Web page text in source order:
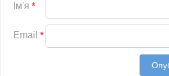
Ім'я *
Email *